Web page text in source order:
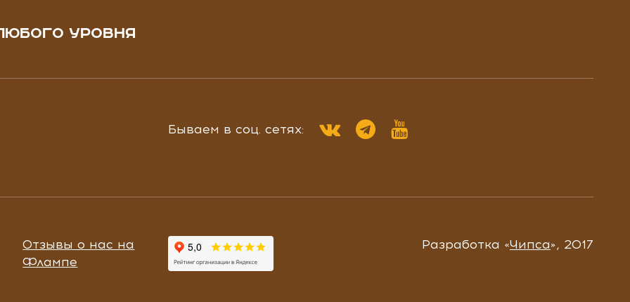
УРОВНЯ
Бываем в соц. сетях:
Отзывы о нас на
Флампе
Разработка «Чипса», 2017